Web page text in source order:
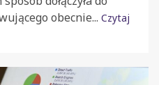
obecnie... Czytaj